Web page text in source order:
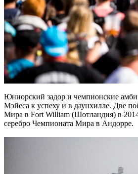
Юниорский задор и чемпионские
Мэйеса к успеху и в даунхилле. Две
Мира в Fort William (Шотландия) в
серебро Чемпионата Мира в Андорре.